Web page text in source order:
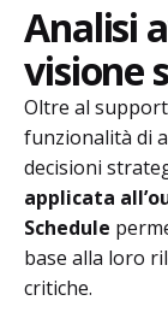
Analisi
visione
Oltre al
funzionalità di
decisioni
applicata
Schedule
base alla loro
critiche.